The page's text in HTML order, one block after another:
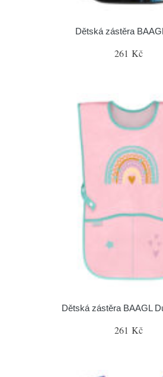
Dětská zástěra
261 Kč
Dětská zástěra BAAGL
261 Kč